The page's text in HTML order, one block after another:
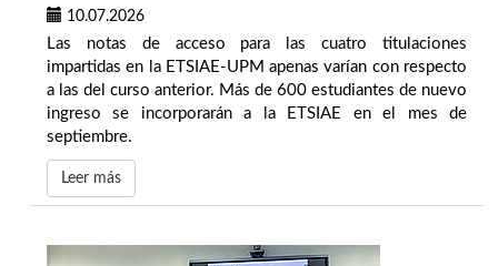
10.07.2026
Las notas de acceso para las cuatro titulaciones
impartidas en la ETSIAE-UPM apenas varían con respecto
a las del curso anterior. Más de 600 estudiantes de nuevo
ingreso se incorporarán a la ETSIAE en el mes de
septiembre.
Leer más